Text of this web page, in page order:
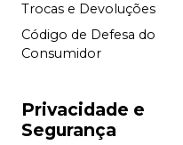
Trocas e Devoluções
Código de Defesa do
Consumidor
Privacidade e
Segurança